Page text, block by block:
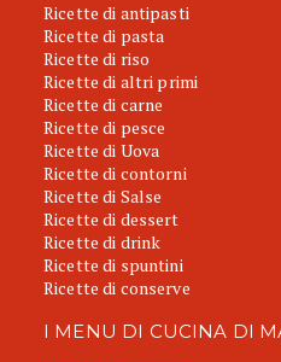
Ricette di antipasti
Ricette di pasta
Ricette di riso
Ricette di altri primi
Ricette di carne
Ricette di pesce
Ricette di Uova
Ricette di contorni
Ricette di Salse
Ricette di dessert
Ricette di drink
Ricette di spuntini
Ricette di conserve
I MENU DI CUCINA DI